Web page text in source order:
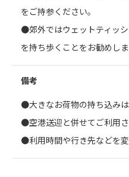
をご持参ください。
●郊外ではウェットティッ
を持ち歩くことをお勧めしま
備考
●大きなお荷物の持ち込みは
●空港送迎と併せてご利用
●利用時間や行き先などを変